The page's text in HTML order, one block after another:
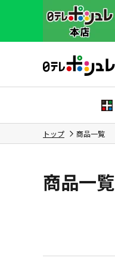
トップ 商品一覧
商品一覧